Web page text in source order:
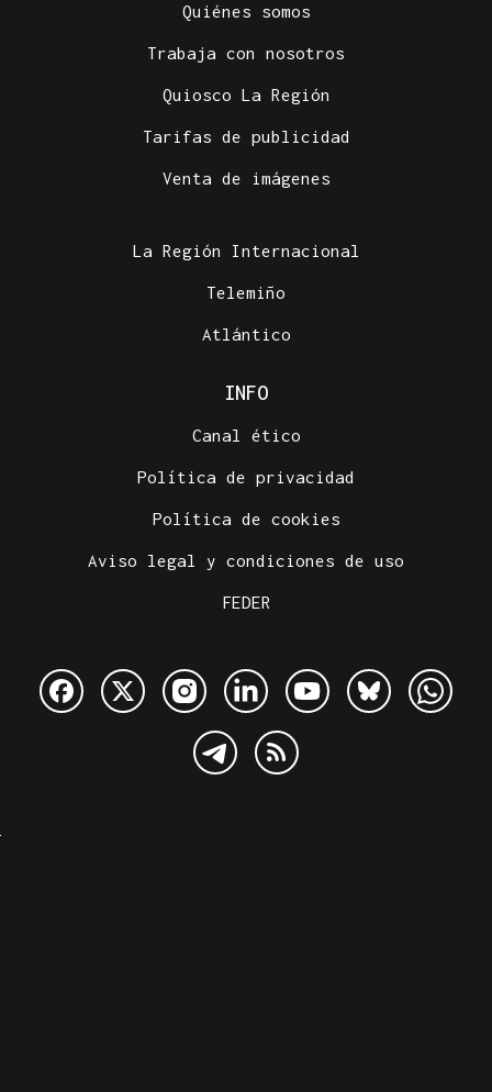
Quiénes somos
Trabaja con nosotros
Quiosco La Región
Tarifas de publicidad
Venta de imágenes
La Región Internacional
Telemiño
Atlántico
INFO
Canal ético
Política de privacidad
Política de cookies
Aviso legal y condiciones de uso
FEDER